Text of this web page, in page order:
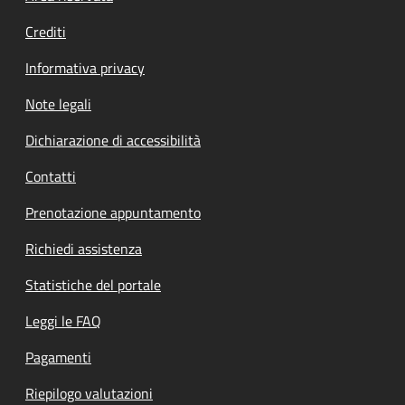
Crediti
Informativa privacy
Note legali
Dichiarazione di accessibilità
Contatti
Prenotazione appuntamento
Richiedi assistenza
Statistiche del portale
Leggi le FAQ
Pagamenti
Riepilogo valutazioni